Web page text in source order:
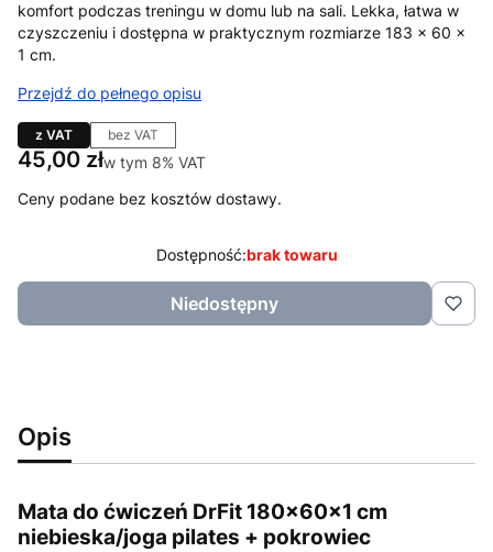
komfort podczas treningu w domu lub na sali. Lekka, łatwa w
czyszczeniu i dostępna w praktycznym rozmiarze 183 × 60 x
1 cm.
Przejdź do pełnego opisu
z VAT bez VAT
Cena
45,00 złw tym 8% VAT
w tym 8% VAT
Ceny podane bez kosztów dostawy.
Dostępność:brak towaru
Niedostępny
Opis
Mata do ćwiczeń DrFit 180x60x1 cm
niebieska/joga pilates + pokrowiec